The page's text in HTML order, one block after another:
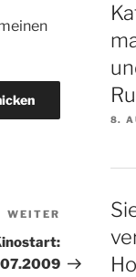
Nächster
Beitrag
WEITER
8.